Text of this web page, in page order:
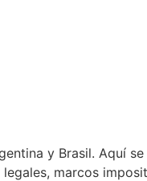
y Brasil. Aquí
marcos